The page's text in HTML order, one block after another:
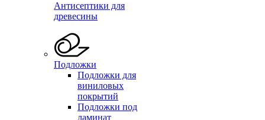
Антисептики для
древесины
Подложки
Подложки для
виниловых
покрытий
Подложки под
ламинат